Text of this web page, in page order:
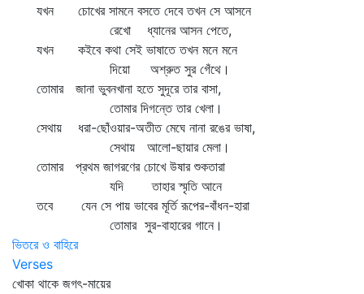
যখন চোখের সামনে বসতে দেবে তখন সে আসনে
রেখো ধ্যানের আসন পেতে,
যখন কইবে কথা সেই ভাষাতে তখন মনে মনে
দিয়ো অশ্রুত সুর গেঁথে।
তোমার জানা ভুবনখানা হতে সুদূরে তার বাসা,
তোমার দিগন্তে তার খেলা।
সেথায় ধরা-ছোঁওয়ার-অতীত মেঘে নানা রঙের ভাষা,
সেথায় আলো-ছায়ার মেলা।
তোমার প্রথম জাগরণের চোখে উষার শুকতারা
যদি তাহার স্মৃতি আনে
তবে যেন সে পায় ভাবের মূর্তি রূপের-বাঁধন-হারা
তোমার সুর-বাহারের গানে।
ভিতরে ও বাহিরে
Verses
খোকা থাকে জগৎ-মায়ের